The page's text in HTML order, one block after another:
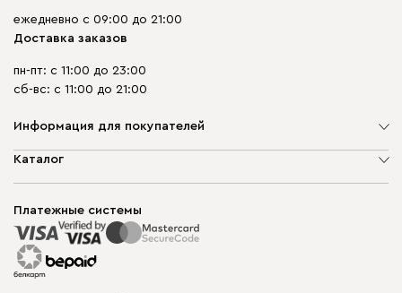
ежедневно с 09:00 до 21:00
Доставка заказов
пн-пт: с 11:00 до 23:00
сб-вс: с 11:00 до 21:00
Информация для покупателей
О компании
Способы оплаты
Рассрочка и кредит
Гарантия
Карта сайта
Каталог
Корпусная мебель
Распродажа мебели
Платежные системы